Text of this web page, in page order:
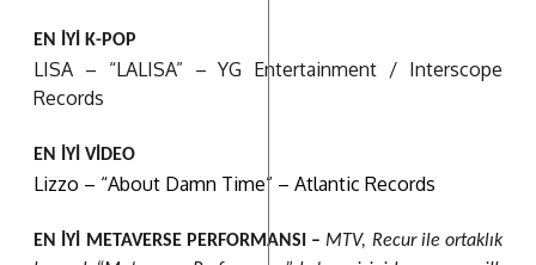
EN İYİ K-POP
LISA – “LALISA” – YG Entertainment / Interscope
Records
EN İYİ VİDEO
Lizzo – “About Damn Time” – Atlantic Records
EN İYİ METAVERSE PERFORMANSI – MTV, Recur ile ortaklık